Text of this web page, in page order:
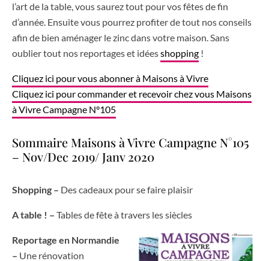
l’art de la table, vous saurez tout pour vos fêtes de fin
d’année. Ensuite vous pourrez profiter de tout nos conseils
afin de bien aménager le zinc dans votre maison. Sans
oublier tout nos reportages et idéesshopping !
Cliquez ici pour vous abonner à Maisons à Vivre
Cliquez ici pour commander et recevoir chez vous Maisons
à Vivre Campagne N°105
Sommaire Maisons à Vivre Campagne N°105
– Nov/Dec 2019/ Janv 2020
Shopping – Des cadeaux pour se faire plaisir
A table ! – Tables de fête à travers les siècles
Reportage en Normandie
– Une rénovation